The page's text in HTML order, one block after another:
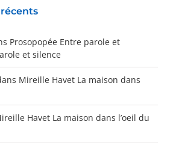
Prosopopée Entre parole et
et silence
Mireille Havet La maison dans
Havet La maison dans l’oeil du